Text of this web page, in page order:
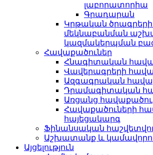
լաբորատորիա
Գրադարան
Կրթական
մեկնաբանման
կազմակերպման
Հավաքածուներ
Հնագիտական
Վավերագրերի
Ազգագրական
Դրամագիտական
Առցանց հավաքածու
Հավաքածուների
հայեցակարգ
Ֆինանսական
Աշխատանք և
Այցելություն